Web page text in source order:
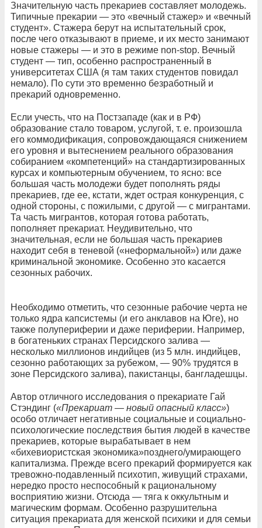
Значительную часть прекариев составляет молодежь.
Типичные прекарии — это «вечный стажер» и «вечный
студент». Стажера берут на испытательный срок,
после чего отказывают в приеме, и их место занимают
новые стажеры — и это в режиме non-stop. Вечный
студент — тип, особенно распространенный в
университетах США (я там таких студентов повидал
немало). По сути это временно безработный и
прекарий одновременно.
Если учесть, что на Постзападе (как и в РФ)
образование стало товаром, услугой, т. е. произошла
его коммодификация, сопровождающаяся снижением
его уровня и вытеснением реального образования
собиранием «компетенций» на стандартизированных
курсах и компьютерным обучением, то ясно: все
большая часть молодежи будет пополнять ряды
прекариев, где ее, кстати, ждет острая конкуренция, с
одной стороны, с пожилыми, с другой — с мигрантами.
Та часть мигрантов, которая готова работать,
пополняет прекариат. Неудивительно, что
значительная, если не большая часть прекариев
находит себя в теневой («неформальной») или даже
криминальной экономике. Особенно это касается
сезонных рабочих.
Необходимо отметить, что сезонные рабочие черта не
только ядра капсистемы (и его анклавов на Юге), но
также полупериферии и даже периферии. Например,
в богатеньких странах Персидского залива —
несколько миллионов индийцев (из 5 млн. индийцев,
сезонно работающих за рубежом, — 90% трудятся в
зоне Персидского залива), пакистанцы, бангладешцы.
Автор отличного исследования о прекариате Гай
Стэндинг («Прекариат — новый опасный класс»)
особо отличает негативные социальные и социально-
психологические последствия бытия людей в качестве
прекариев, которые вырабатывает в нем
«бихевиористская экономика»позднего/умирающего
капитализма. Прежде всего прекарий формируется как
тревожно-подавленный психотип, живущий страхами,
нередко просто неспособный к рациональному
восприятию жизни. Отсюда — тяга к оккультным и
магическим формам. Особенно разрушительна
ситуация прекариата для женской психики и для семьи